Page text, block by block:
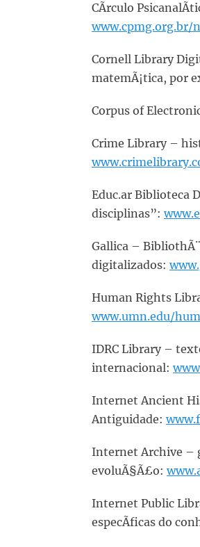
CÃ­rculo
www.cpmg.org.br/
Cornell Library
matemÃ¡tica, por
Corpus of
Crime Library –
Educ.ar Biblioteca
disciplinas”:
Gallica –
digitalizados:
Human Rights
www.umn.edu/
IDRC Library –
internacional:
Internet Ancient
Antiguidade:
Internet Archive –
evoluÃ§Ã£o:
Internet Public
especÃ­ficas do